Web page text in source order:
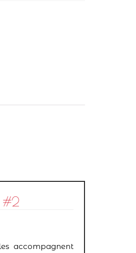
#2
accompagnent